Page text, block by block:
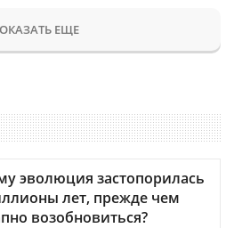
ЕЩЕ
эволюция застопорилась
лет, прежде чем
возобновиться?